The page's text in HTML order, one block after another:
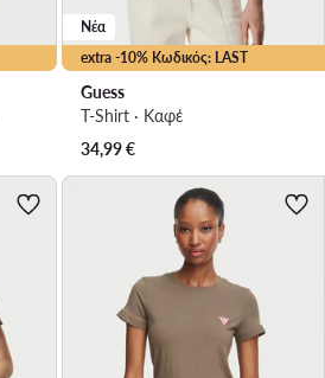
extra -10% Κωδικός: LAST
Νέα
Guess
T-Shirt · Καφέ
34,99€